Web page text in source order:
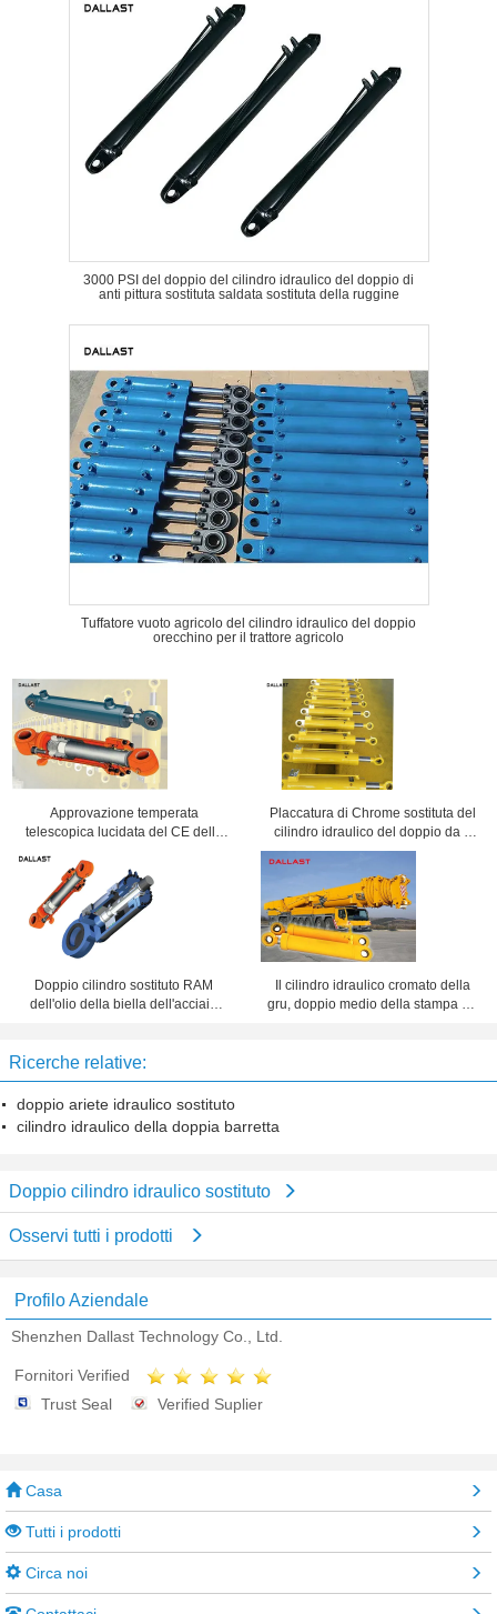
3000 PSI del doppio del cilindro idraulico del doppio di
anti pittura sostituta saldata sostituta della ruggine
Tuffatore vuoto agricolo del cilindro idraulico del doppio
orecchino per il trattore agricolo
Approvazione temperata
telescopica lucidata del CE della
della biella di Chrome
Placcatura di Chrome sostituta del
cilindro idraulico del doppio da 4
tonnellate per il macchinario
carboniero
Doppio cilindro sostituto RAM
dell'olio della biella dell'acciaio
Il cilindro idraulico cromato della
gru, doppio medio della stampa ha
Ricerche relative:
doppio ariete idraulico sostituto
cilindro idraulico della doppia barretta
Doppio cilindro idraulico sostituto
Osservi tutti i prodotti
Profilo Aziendale
Shenzhen Dallast Technology Co., Ltd.
Fornitori Verified
Trust Seal
Verified Suplier
Casa
Tutti i prodotti
Circa noi